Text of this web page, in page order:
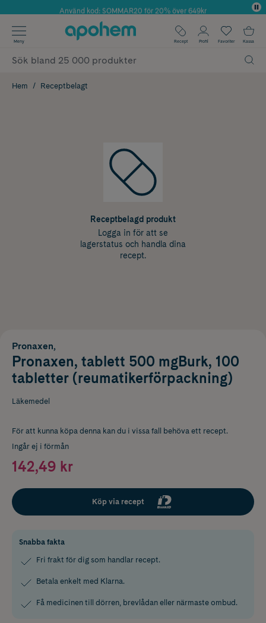
Använd kod: SOMMAR20 för 20% över 649kr
✓ Fri frakt
✓ Poäng på alla köp*
Meny Recept Profil Favoriter Kassa
Hem Receptbelagt
Receptbelagd produkt
Logga in för att se
lagerstatus och handla dina
recept.
Pronaxen,
Pronaxen, tablett 500 mgBurk, 100
tabletter (reumatikerförpackning)
Läkemedel
För att kunna köpa denna kan du i vissa fall behöva ett recept.
Ingår ej i förmån
142,49 kr
Köp via recept
Snabba fakta
Fri frakt för dig som handlar recept.
Betala enkelt med Klarna.
Få medicinen till dörren, brevlådan eller närmaste ombud.